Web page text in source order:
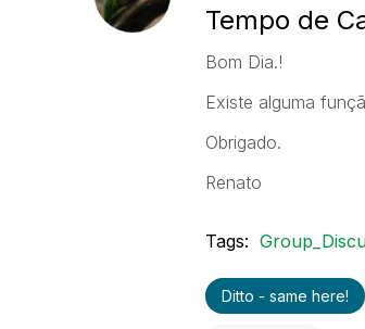
Tempo de
Bom Dia.!
Existe alguma
Obrigado.
Renato
Tags:
Ditto - same here!